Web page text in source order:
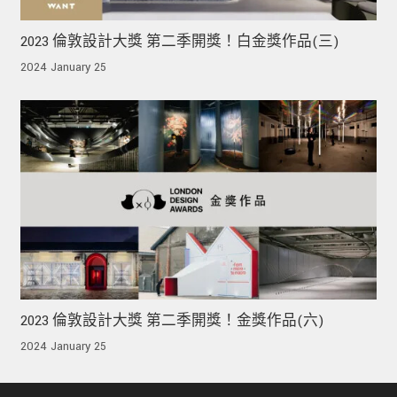
2023 倫敦設計大獎 第二季開獎！白金獎作品(三)
2024 January 25
2023 倫敦設計大獎 第二季開獎！金獎作品(六)
2024 January 25